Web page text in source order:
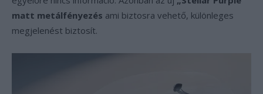
matt metálfényezés ami biztosra vehető, különleges
megjelenést biztosít.